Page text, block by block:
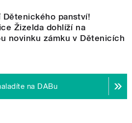
Dětenického panství!
Žizelda dohlíží na
novinku zámku v Dětenicích
na DABu